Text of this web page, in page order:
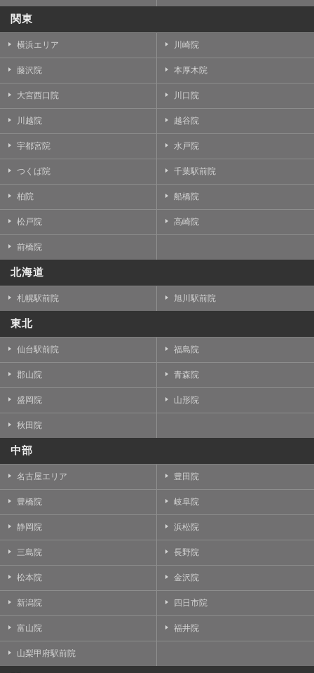
関東
横浜エリア 川崎院
藤沢院 本厚木院
大宮西口院 川口院
川越院 越谷院
宇都宮院 水戸院
つくば院 千葉駅前院
柏院 船橋院
松戸院 高崎院
前橋院
北海道
札幌駅前院 旭川駅前院
東北
仙台駅前院 福島院
郡山院 青森院
盛岡院 山形院
秋田院
中部
名古屋エリア 豊田院
豊橋院 岐阜院
静岡院 浜松院
三島院 長野院
松本院 金沢院
新潟院 四日市院
富山院 福井院
山梨甲府駅前院